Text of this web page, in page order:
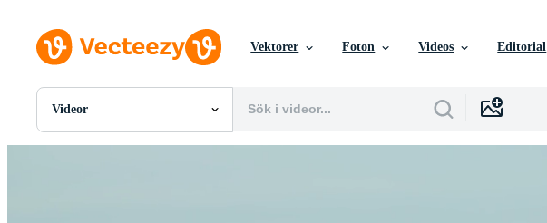
Vektorer Foton Videos Editorial
Videor
Alla Bilder